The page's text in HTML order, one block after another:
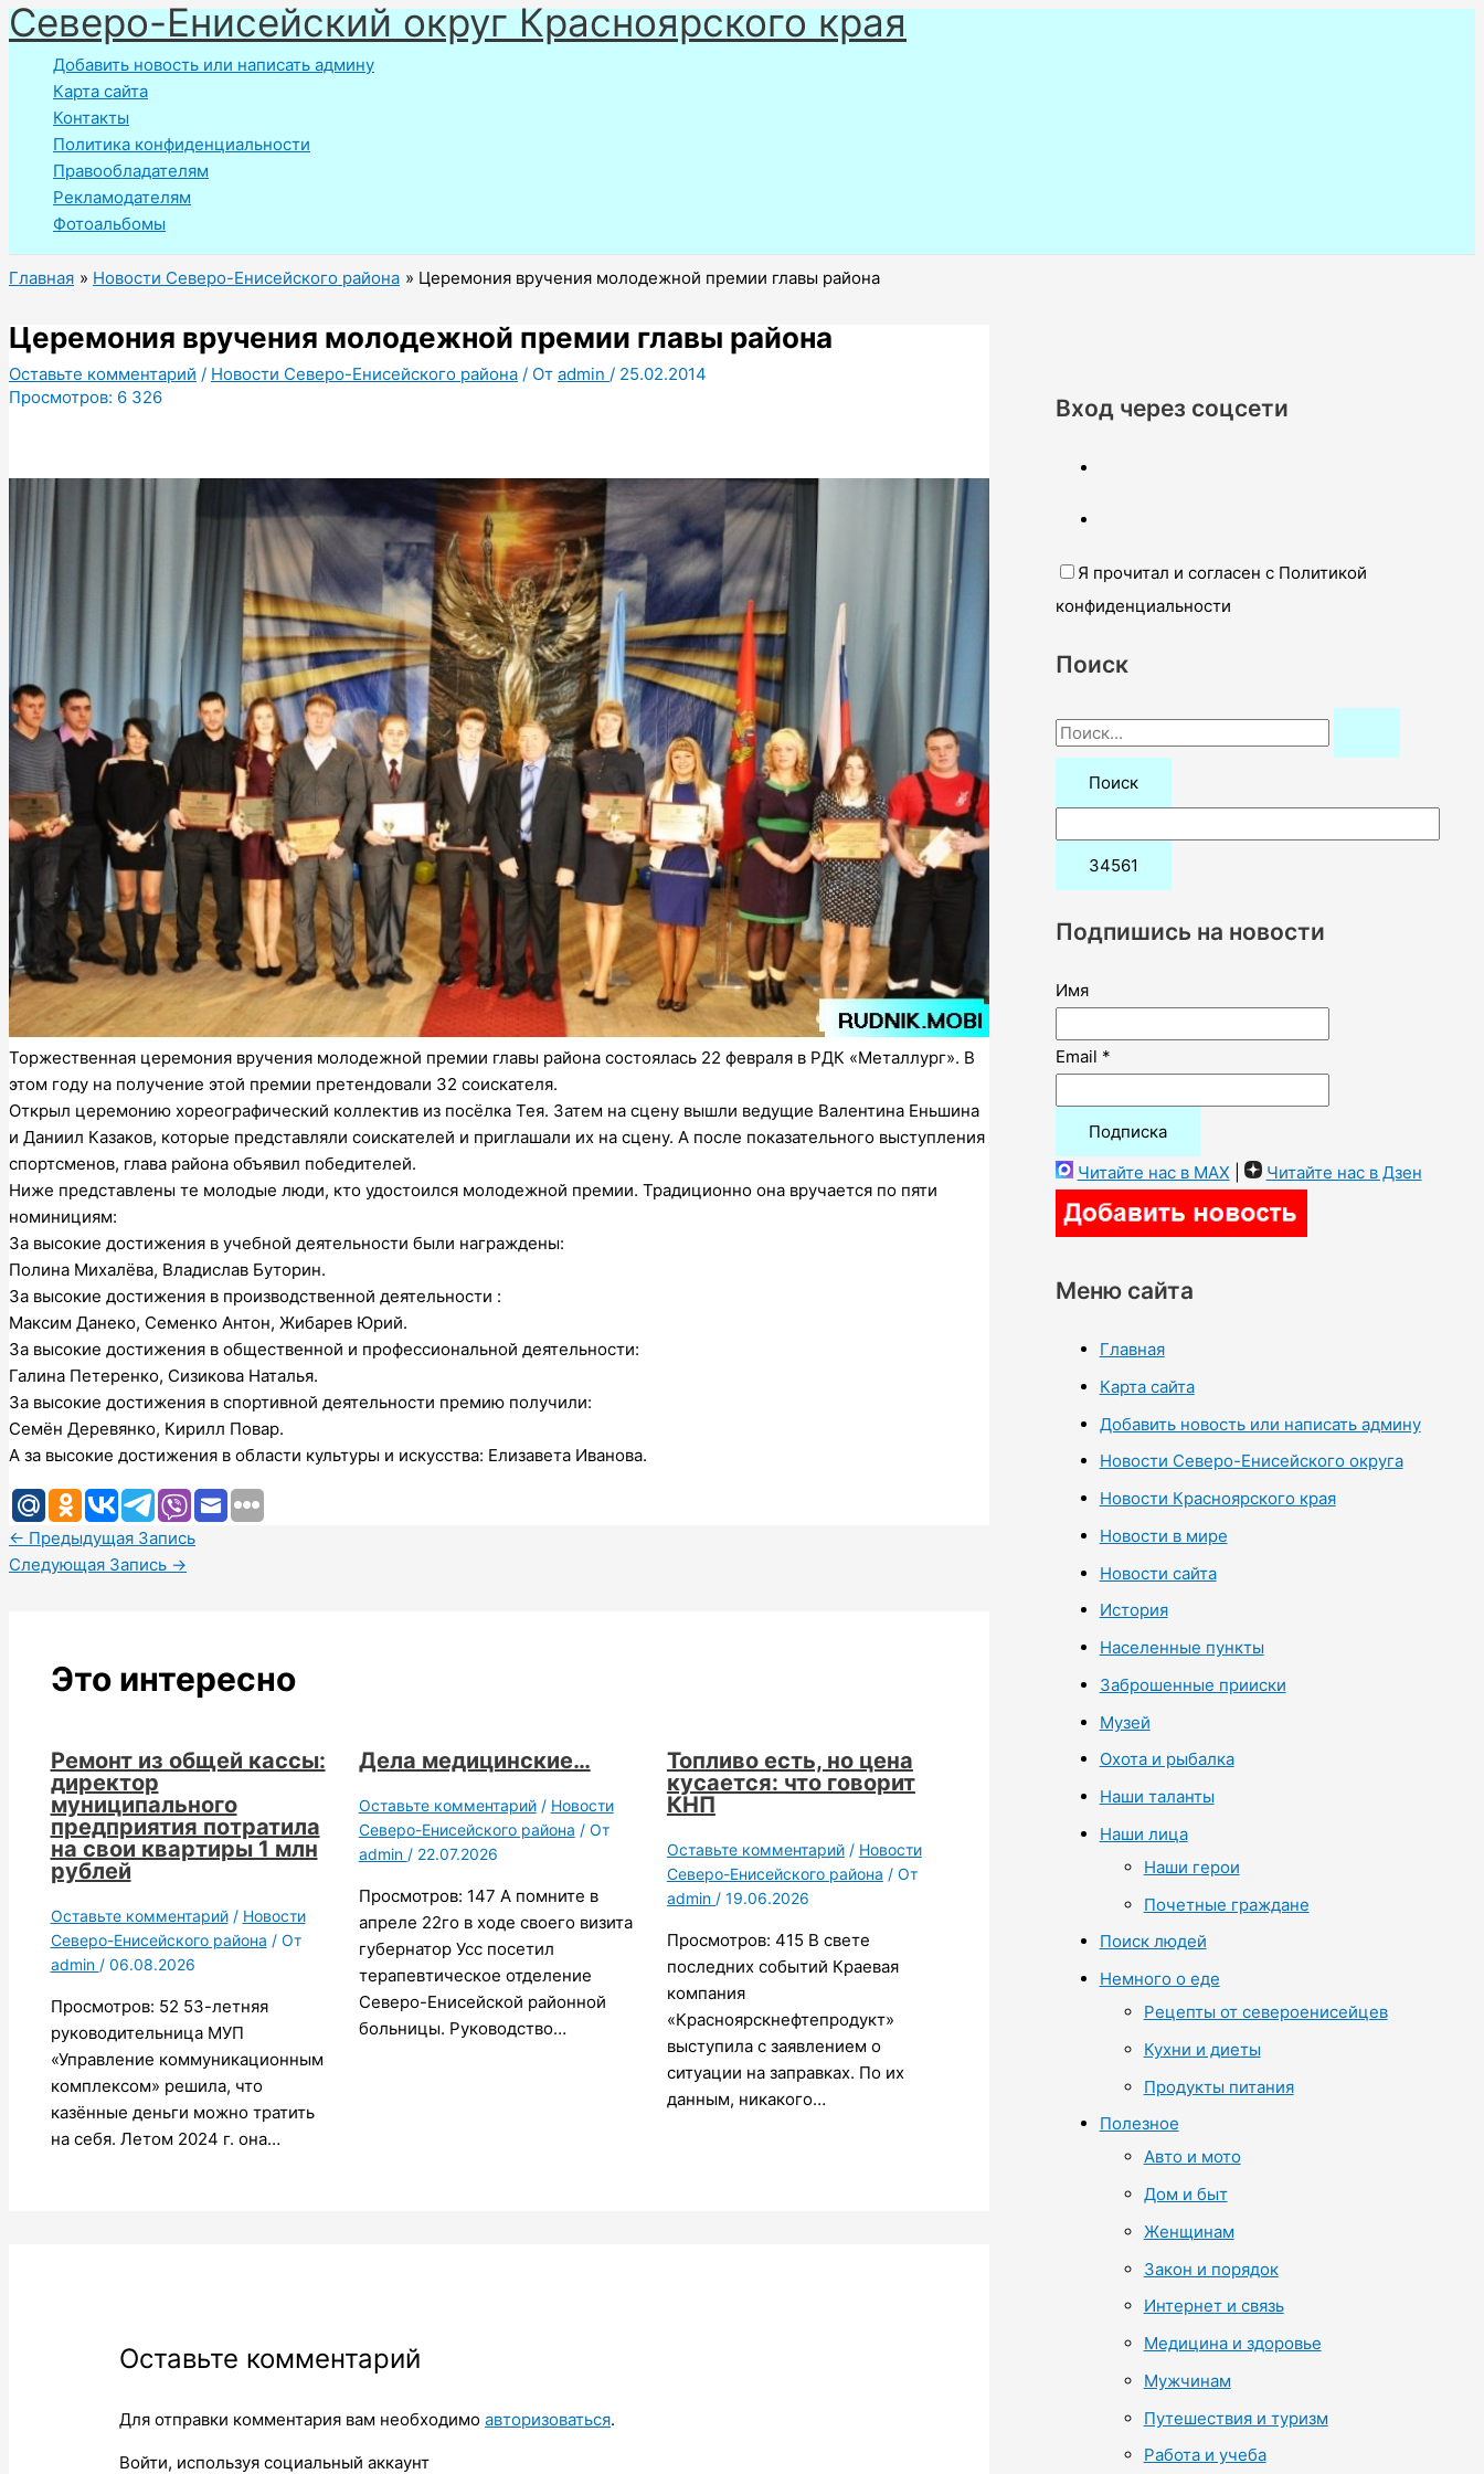
Перейти
к
содержимому
Северо-Енисейский округ Красноярского края
Добавить новость или написать админу
Карта сайта
Контакты
Политика конфиденциальности
Правообладателям
Рекламодателям
Фотоальбомы
Главная Новости Северо-Енисейского района Церемония вручения молодежной премии главы района
Церемония вручения молодежной премии главы района
Оставьте комментарий / Новости Северо-Енисейского района / От admin / 25.02.2014
Просмотров: 6 326
Торжественная церемония вручения молодежной премии главы района состоялась 22 февраля в РДК «Металлург». В
этом году на получение этой премии претендовали 32 соискателя.
Открыл церемонию хореографический коллектив из посёлка Тея. Затем на сцену вышли ведущие Валентина Еньшина
и Даниил Казаков, которые представляли соискателей и приглашали их на сцену. А после показательного выступления
спортсменов, глава района объявил победителей.
Ниже представлены те молодые люди, кто удостоился молодежной премии. Традиционно она вручается по пяти
номинициям:
За высокие достижения в учебной деятельности были награждены:
Полина Михалёва, Владислав Буторин.
За высокие достижения в производственной деятельности :
Максим Данеко, Семенко Антон, Жибарев Юрий.
За высокие достижения в общественной и профессиональной деятельности:
Галина Петеренко, Сизикова Наталья.
За высокие достижения в спортивной деятельности премию получили:
Семён Деревянко, Кирилл Повар.
А за высокие достижения в области культуры и искусства: Елизавета Иванова.
← Предыдущая Запись
Следующая Запись →
Это интересно
Ремонт из общей кассы:
директор
муниципального
предприятия потратила
на свои квартиры 1 млн
рублей
Оставьте комментарий / Новости
Северо-Енисейского района / От
admin / 06.08.2026
Просмотров: 52 53-летняя
руководительница МУП
«Управление коммуникационным
комплексом» решила, что
казённые деньги можно тратить
на себя. Летом 2024 г. она…
Дела медицинские…
Оставьте комментарий / Новости
Северо-Енисейского района / От
admin / 22.07.2026
Просмотров: 147 А помните в
апреле 22го в ходе своего визита
губернатор Усс посетил
терапевтическое отделение
Северо-Енисейской районной
больницы. Руководство…
Топливо есть, но цена
кусается: что говорит
КНП
Оставьте комментарий / Новости
Северо-Енисейского района / От
admin / 19.06.2026
Просмотров: 415 В свете
последних событий Краевая
компания
«Красноярскнефтепродукт»
выступила с заявлением о
ситуации на заправках. По их
данным, никакого…
Оставьте комментарий
Для отправки комментария вам необходимоавторизоваться.
Войти, используя социальный аккаунт
Вход через соцсети
Я прочитал и согласен с Политикой
конфиденциальности
Поиск
П
о
:
Подпишись на новости
Имя
Email *
Читайте нас в MAX Читайте нас в Дзен
Меню сайта
Главная
Карта сайта
Добавить новость или написать админу
Новости Северо-Енисейского округа
Новости Красноярского края
Новости в мире
Новости сайта
История
Населенные пункты
Заброшенные прииски
Музей
Охота и рыбалка
Наши таланты
Наши лица
Наши герои
Почетные граждане
Поиск людей
Немного о еде
Рецепты от североенисейцев
Кухни и диеты
Продукты питания
Полезное
Авто и мото
Дом и быт
Женщинам
Закон и порядок
Интернет и связь
Медицина и здоровье
Мужчинам
Путешествия и туризм
Работа и учеба